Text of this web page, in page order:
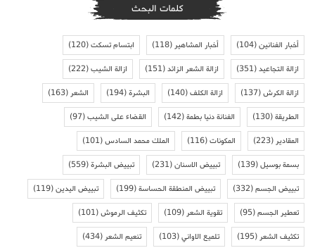
كلمات البحث
أخبار الفنانين(104) أخبار المشاهير(118) ابتسام تسكت(120)
ازالة التجاعيد(351) ازالة الشعر الزائد(151) ازالة الشيب(222)
ازالة الكرش(137) ازالة الكلف(140) البشرة(194) الشعر(163)
الطريقة(130) الفنانة دنيا بطمة(142) القضاء على الشيب(97)
المقادير(223) المكونات(116) الملك محمد السادس(101)
بسمة بوسيل(139) تبييض الاسنان(231) تبييض البشرة(559)
تبييض الجسم(332) تبييض المنطقة الحساسة(199) تبييض اليدين(119)
تعطير الجسم(95) تقوية الشعر(109) تكثيف الرموش(101)
تكثيف الشعر(195) تلميع الاواني(103) تنعيم الشعر(434)